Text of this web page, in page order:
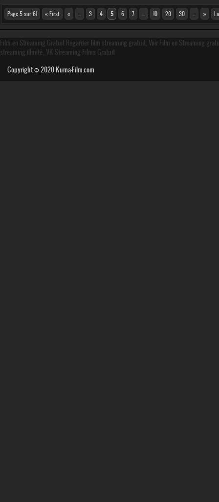
Page 5 sur 61 « First « 3 4 5 6 7 10 20 30 »
Film en Streaming Gratuit Regarder film streaming gratuit, Voir Film en Streaming
streaming illmité, VK Streaming Films Gratuit
Copyright © 2020Kuma-Film.com